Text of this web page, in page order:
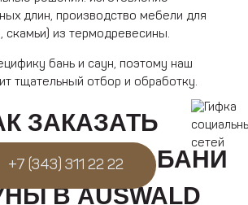
+7 (343) 311 22 22
длин, производство мебели для
скамьи) из термодревесины.
бань и саун, поэтому наш
тщательный отбор и обработку.
ЗАКАЗАТЬ
ДЛЯ БАНИ
В AUSWALD